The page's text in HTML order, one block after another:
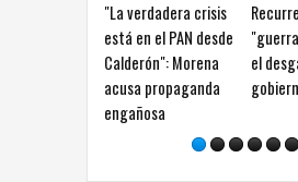
"La verdadera crisis
está en el PAN desde
Calderón": Morena
acusa propaganda
Recurre el PAN a
"guerra sucia" ante
el desgaste de su
gobierno: Estrada